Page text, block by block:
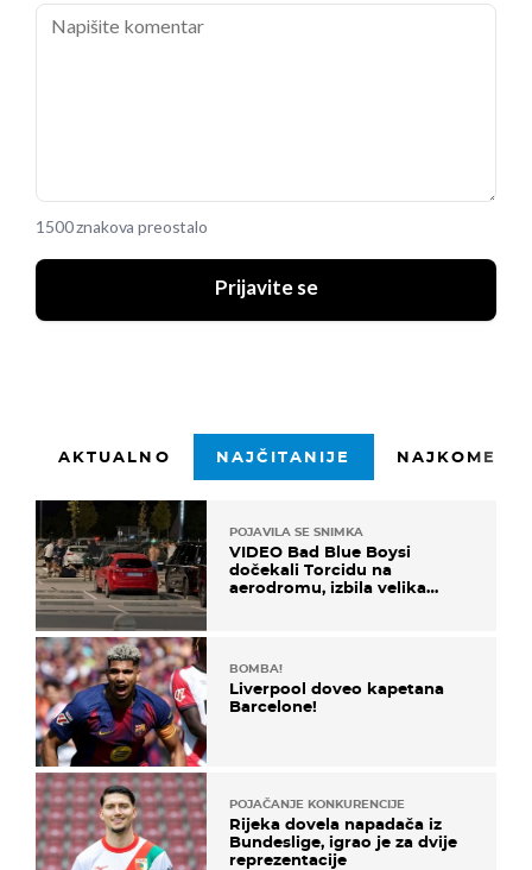
1500 znakova preostalo
Prijavite se
AKTUALNO NAJČITANIJE
POJAVILA SE SNIMKA
VIDEO Bad Blue Boysi
dočekali Torcidu na
aerodromu, izbila velika
BOMBA!
Liverpool doveo kapetana
Barcelone!
POJAČANJE KONKURENCIJE
Rijeka dovela napadača iz
Bundeslige, igrao je za dvije
reprezentacije